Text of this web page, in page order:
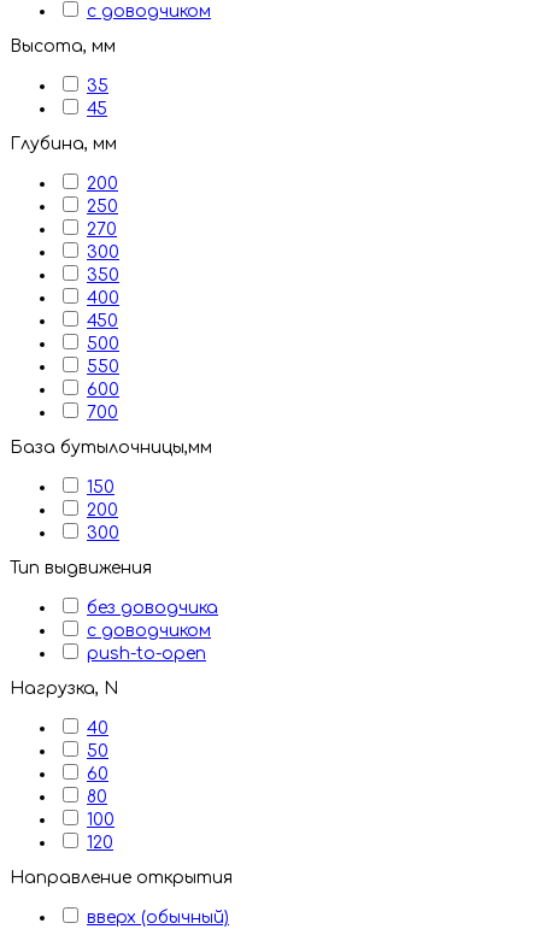
с доводчиком
Высота, мм
35
45
Глубина, мм
200
250
270
300
350
400
450
500
550
600
700
База бутылочницы,мм
150
200
300
Тип выдвижения
без доводчика
с доводчиком
push-to-open
Нагрузка, N
40
50
60
80
100
120
Направление открытия
вверх (обычный)